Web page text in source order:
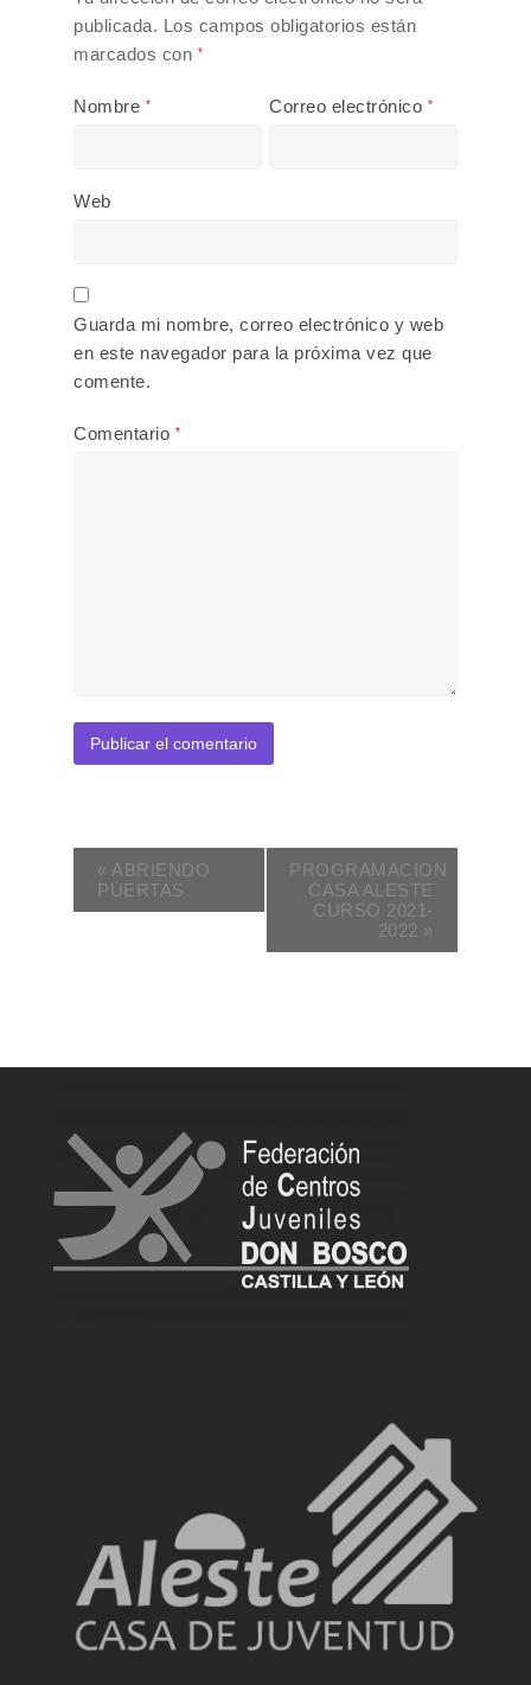
publicada. Los campos obligatorios están
marcados con *
Nombre * Correo electrónico *
Web
Guarda mi nombre, correo electrónico y web
en este navegador para la próxima vez que
comente.
Comentario *
« ABRIENDO
PUERTAS
PROGRAMACION
CASA ALESTE
CURSO 2021-
2022 »